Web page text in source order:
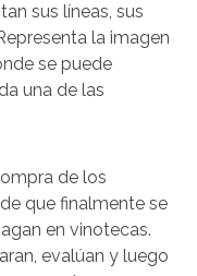
sus líneas, sus
la imagen
se puede
una de las
de los
que finalmente se
en vinotecas.
evalúan y luego